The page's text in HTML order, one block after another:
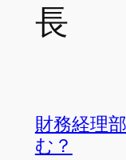
長
財務経理
む？